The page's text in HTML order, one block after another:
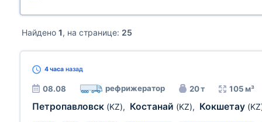
Найдено 1, на странице: 25
4 часа назад
08.08 рефрижератор 20 т 105 м³
Петропавловск (KZ), Костанай (KZ), Кокшетау